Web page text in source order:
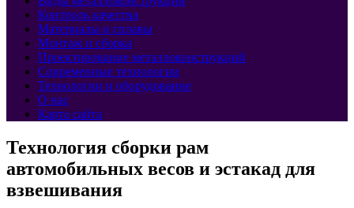
Контроль качества
Материалы и сплавы
Монтаж и сборка
Проектирование металлоконструкций
Современные технологии
Технологии и оборудование
О нас
Карта сайта
Технология сборки рам
автомобильных весов и эстакад для
взвешивания